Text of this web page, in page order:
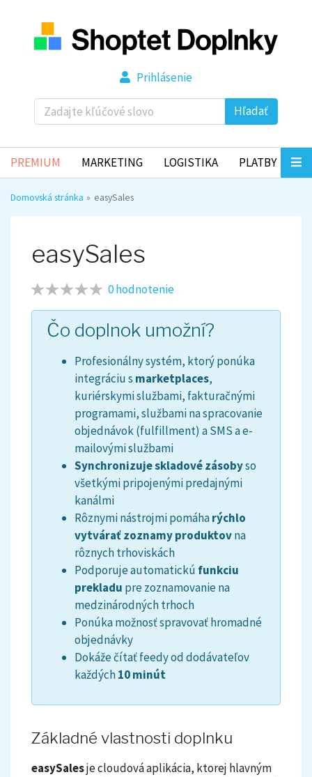
Hľadať
Prihlásenie
PREMIUM MARKETING LOGISTIKA PLATBY
Domovská stránka easySales
easySales
0 hodnotenie
Čo doplnok umožní?
Profesionálny systém, ktorý ponúka
integráciu s marketplaces,
kuriérskymi službami, fakturačnými
programami, službami na spracovanie
objednávok (fulfillment) a SMS a e-
mailovými službami
Synchronizuje skladové zásobyso
všetkými pripojenými predajnými
kanálmi
Rôznymi nástrojmi pomáharýchlo
vytvárať zoznamy produktovna
rôznych trhoviskách
Podporuje automatickú funkciu
prekladu pre zoznamovanie na
medzinárodných trhoch
Ponúka možnosť spravovať hromadné
objednávky
Dokáže čítať feedy od dodávateľov
každých10 minút
Základné vlastnosti doplnku
easySalesje cloudová aplikácia, ktorej hlavným